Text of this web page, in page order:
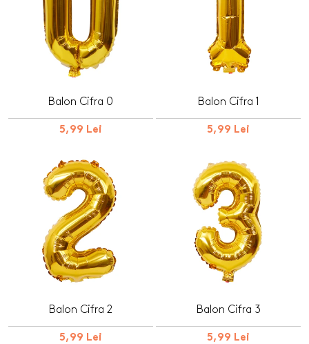
Balon Cifra 0
5,99 Lei
Balon Cifra 1
5,99 Lei
Balon Cifra 2
5,99 Lei
Balon Cifra 3
5,99 Lei